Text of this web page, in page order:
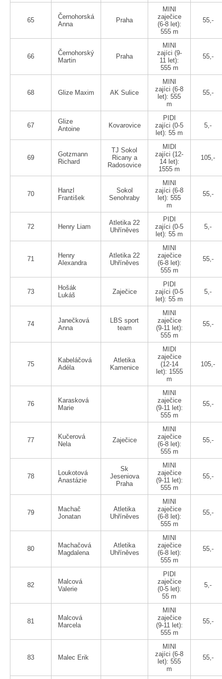
65
Černohorská
Anna
Praha
MINI
zaječice
(6-8 let):
555 m
55,-
66
Černohorský
Martin
Praha
MINI
zajíci (9-
11 let):
555 m
55,-
68 Glize Maxim AK Sulice
MINI
zajíci (6-8
let): 555
m
55,-
67
Glize
Antoine
Kovarovice
PIDI
zajíci (0-5
let): 55 m
5,-
69
Gotzmann
Richard
TJ Sokol
Ricany a
Radosovice
MIDI
zajíci (12-
14 let):
1555 m
105,-
70
Hanzl
František
Sokol
Senohraby
MINI
zajíci (6-8
let): 555
m
55,-
72 Henry Liam
Atletika 22
Uhříněves
PIDI
zajíci (0-5
let): 55 m
5,-
71
Henry
Alexandra
Atletika 22
Uhříněves
MINI
zaječice
(6-8 let):
555 m
55,-
73
Hošák
Lukáš
Zaječice
PIDI
zajíci (0-5
let): 55 m
5,-
74
Janečková
Anna
LBS sport
team
MINI
zaječice
(9-11 let):
555 m
55,-
75
Kabeláčová
Adéla
Atletika
Kamenice
MIDI
zaječice
(12-14
let): 1555
m
105,-
76
Karasková
Marie
MINI
zaječice
(9-11 let):
555 m
55,-
77
Kučerová
Nela
Zaječice
MINI
zaječice
(6-8 let):
555 m
55,-
78
Loukotová
Anastázie
Sk
Jeseniova
Praha
MINI
zaječice
(9-11 let):
555 m
55,-
79
Machač
Jonatan
Atletika
Uhříněves
MINI
zaječice
(6-8 let):
555 m
55,-
80
Machačová
Magdalena
Atletika
Uhříněves
MINI
zaječice
(6-8 let):
555 m
55,-
82
Malcová
Valerie
PIDI
zaječice
(0-5 let):
55 m
5,-
81
Malcová
Marcela
MINI
zaječice
(9-11 let):
555 m
55,-
83 Malec Erik
MINI
zajíci (6-8
let): 555
m
55,-